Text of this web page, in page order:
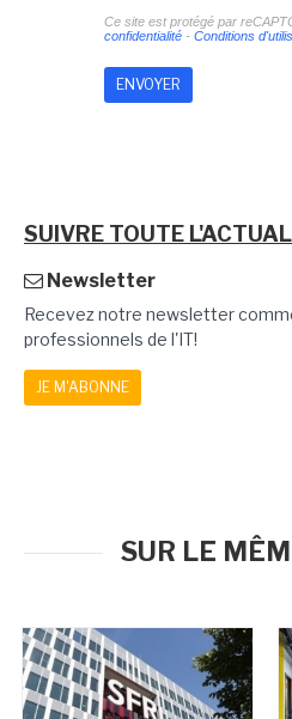
Ce site est protégé par
confidentialité- Conditions
SUIVRE TOUTE
Newsletter
Recevez notre newsletter
professionnels de l'IT!
JE M'ABONNE
SUR LE